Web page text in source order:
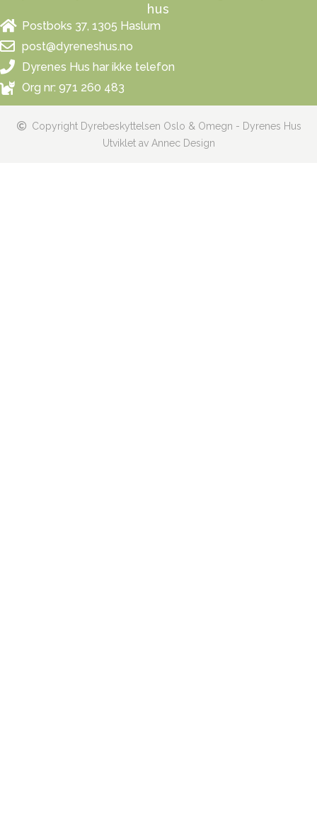
hus
Postboks 37, 1305 Haslum
post@dyreneshus.no
Dyrenes Hus har ikke telefon
Org nr: 971 260 483
Copyright Dyrebeskyttelsen Oslo & Omegn - Dyrenes Hus
Utviklet av Annec Design